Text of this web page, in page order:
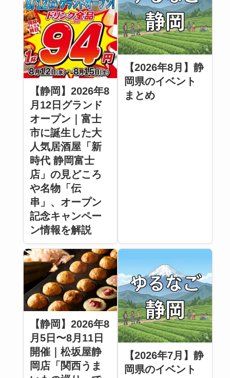
【静岡】2026年8
月12日グランド
オープン｜富士
市に誕生した大
人気居酒屋「新
時代 静岡富士
店」の見どころ
や名物「伝
串」、オープン
記念キャンペー
ン情報を解説
【2026年8月】静
岡県のイベント
まとめ
【静岡】2026年8
月5日〜8月11日
開催｜松坂屋静
岡店「関西うま
【2026年7月】静
岡県のイベント